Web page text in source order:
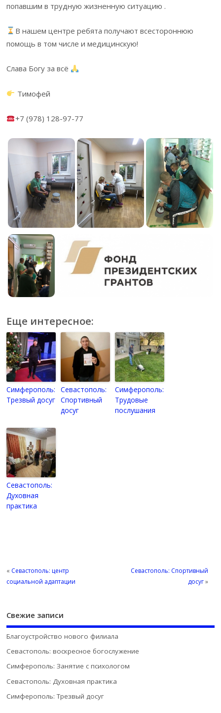
попавшим в трудную жизненную ситуацию .
В нашем центре ребята получают всестороннюю
помощь в том числе и медицинскую!
Слава Богу за всё
Тимофей
+7 (978) 128-97-77
Еще интересное:
Симферополь:
Трезвый досуг
Севастополь:
Спортивный
досуг
Симферополь:
Трудовые
послушания
Севастополь:
Духовная
практика
« Севастополь: центр
социальной адаптации
Севастополь: Спортивный
досуг»
Свежие записи
Благоустройство нового филиала
Севастополь: воскресное богослужение
Симферополь: Занятие с психологом
Севастополь: Духовная практика
Симферополь: Трезвый досуг